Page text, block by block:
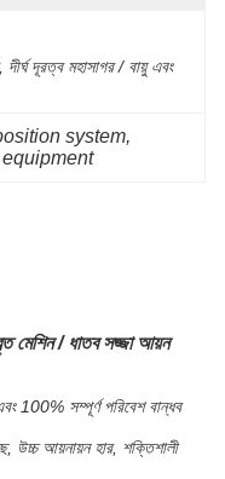
দূরত্ব মহাসাগর / বায়ু এবং
system,
মেশিন / ধাতব সজ্জা আয়ন
100% সম্পূর্ণ পরিবেশ বান্ধব
উচ্চ আয়নায়ন হার, শক্তিশালী